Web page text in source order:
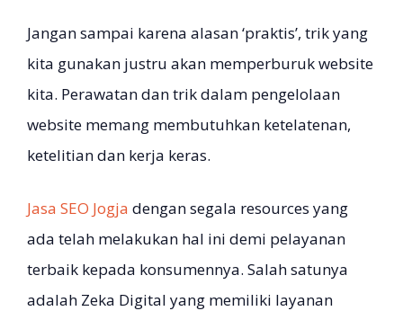
Jangan sampai karena alasan ‘praktis’, trik yang
kita gunakan justru akan memperburuk website
kita. Perawatan dan trik dalam pengelolaan
website memang membutuhkan ketelatenan,
ketelitian dan kerja keras.
Jasa SEO Jogja dengan segala resources yang
ada telah melakukan hal ini demi pelayanan
terbaik kepada konsumennya. Salah satunya
adalah Zeka Digital yang memiliki layanan